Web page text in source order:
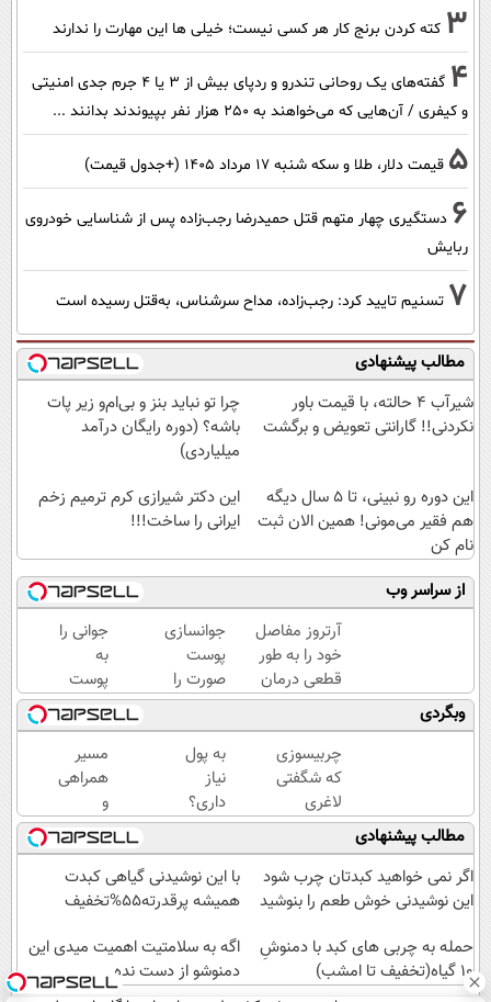
3 کته کردن برنج کار هر کسی نیست؛ خیلی ها این مهارت را ندارند
4
گفته‌های یک روحانی تندرو و ردپای بیش از ۳ یا ۴ جرم جدی امنیتی
و کیفری / آن‌هایی که می‌خواهند به ۲۵۰ هزار نفر بپیوندند بدانند ...
5 قیمت دلار، طلا و سکه شنبه ۱۷ مرداد ۱۴۰۵ (+جدول قیمت)
6 دستگیری چهار متهم قتل حمیدرضا رجب‌زاده پس از شناسایی خودروی
ربایش
7 تسنیم تایید کرد: رجب‌زاده، مداح سرشناس، به‌قتل رسیده است
مطالب پیشنهادی
شیر‌آب ۴ حالته، با قیمت باور
نکردنی!! گارانتی تعویض و برگشت
چرا تو نباید بنز و بی‌ام‌و زیر پات
باشه؟ (دوره رایگان درآمد
میلیاردی)
این دوره رو نبینی، تا 5 سال دیگه
هم فقیر می‌مونی! همین الان ثبت
نام کن
این دکتر شیرازی کرم ترمیم زخم
ایرانی را ساخت!!!
از سراسر وب
آرتروز مفاصل
خود را به طور
قطعی درمان
کنید!
◗پرسش‌نامه◖
جوانسازی
پوست
صورت را
با کرم
ضدچروک
آلمانی
تجربه
کنید!
جوانی را
به
پوست
خود
هدیه
دهید...
وبگردی
چربیسوزی
که شگفتی
لاغری
آسان را
رقم زد!
به پول
نیاز
داری؟
این
دوره
رایگان
از شر
خلاصت
میکنه
مسیر
همراهی
و
گزارش
عملکرد
گروه
اسنپ
۱۴۰۴
مطالب پیشنهادی
اگر نمی خواهید کبدتان چرب شود
این نوشیدنی خوش طعم را بنوشید
با این نوشیدنی گیاهی کبدت
همیشه پرقدرته55%تخفیف
حمله به چربی های کبد با دمنوشِ
10 گیاه(تخفیف تا امشب)
اگه به سلامتیت اهمیت میدی این
دمنوشو از دست نده